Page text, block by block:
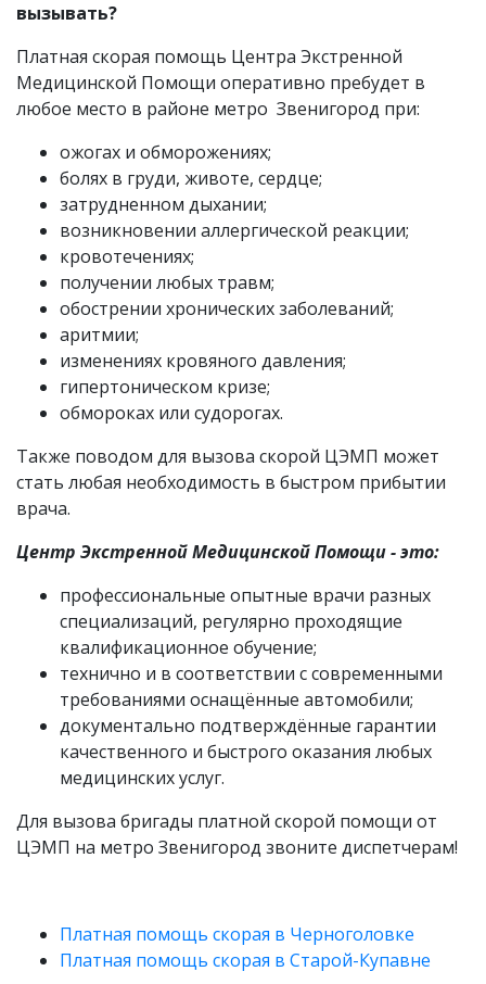
вызывать?
Платная скорая помощь Центра Экстренной
Медицинской Помощи оперативно пребудет в
любое место в районе метро Звенигород при:
ожогах и обморожениях;
болях в груди, животе, сердце;
затрудненном дыхании;
возникновении аллергической реакции;
кровотечениях;
получении любых травм;
обострении хронических заболеваний;
аритмии;
изменениях кровяного давления;
гипертоническом кризе;
обмороках или судорогах.
Также поводом для вызова скорой ЦЭМП может
стать любая необходимость в быстром прибытии
врача.
Центр Экстренной Медицинской Помощи - это:
профессиональные опытные врачи разных
специализаций, регулярно проходящие
квалификационное обучение;
технично и в соответствии с современными
требованиями оснащённые автомобили;
документально подтверждённые гарантии
качественного и быстрого оказания любых
медицинских услуг.
Для вызова бригады платной скорой помощи от
ЦЭМП на метро Звенигород звоните диспетчерам!
Платная помощь скорая в Черноголовке
Платная помощь скорая в Старой-Купавне